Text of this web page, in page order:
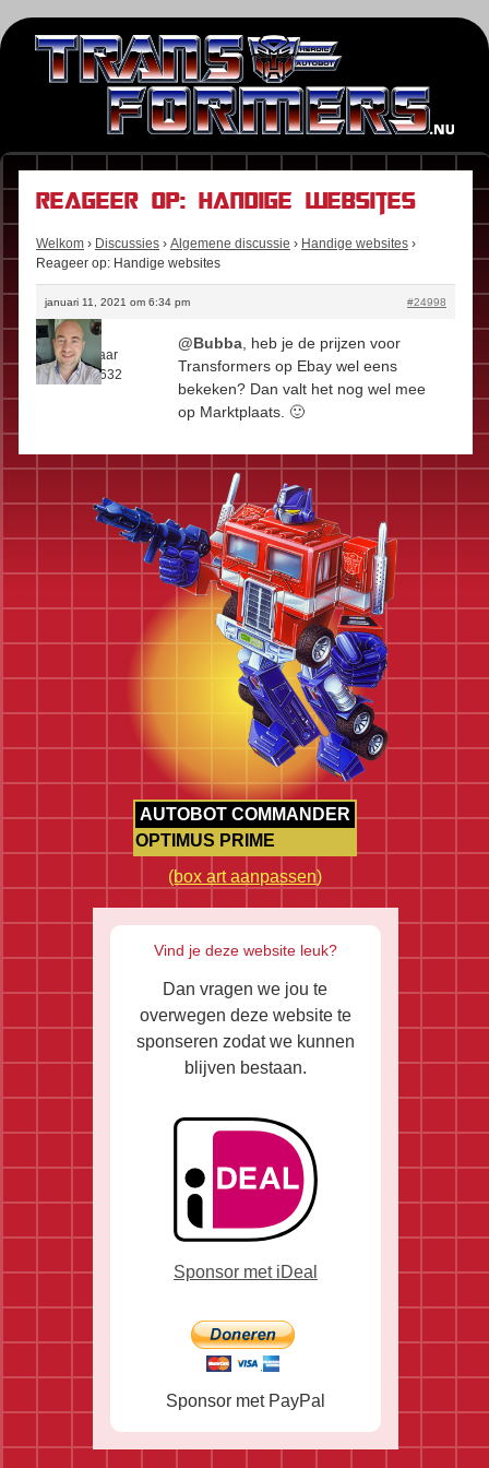
Reageer op: Handige websites
Welkom › Discussies › Algemene discussie › Handige websites ›
Reageer op: Handige websites
januari 11, 2021 om 6:34 pm #24998
Floris
Rol:Eigenaar
Berichten:632
@Bubba, heb je de prijzen voor
Transformers op Ebay wel eens
bekeken? Dan valt het nog wel mee
op Marktplaats. 🙂
AUTOBOT COMMANDER
OPTIMUS PRIME
(box art aanpassen)
Vind je deze website leuk?
Dan vragen we jou te
overwegen deze website te
sponseren zodat we kunnen
blijven bestaan.
Sponsor met iDeal
Sponsor met PayPal